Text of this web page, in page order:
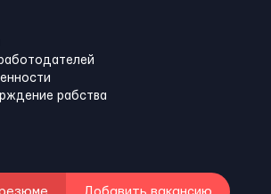
рабства